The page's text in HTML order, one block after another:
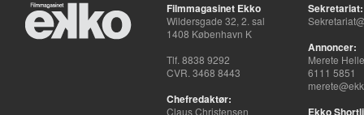
Filmmagasinet Ekko
Wildersgade 32, 2. sal
1408 København K
Tlf. 8838 9292
CVR. 3468 8443
Chefredaktør:
Claus Christensen
Sekretariat:
Annoncer:
Merete
6111 5851
Ekko